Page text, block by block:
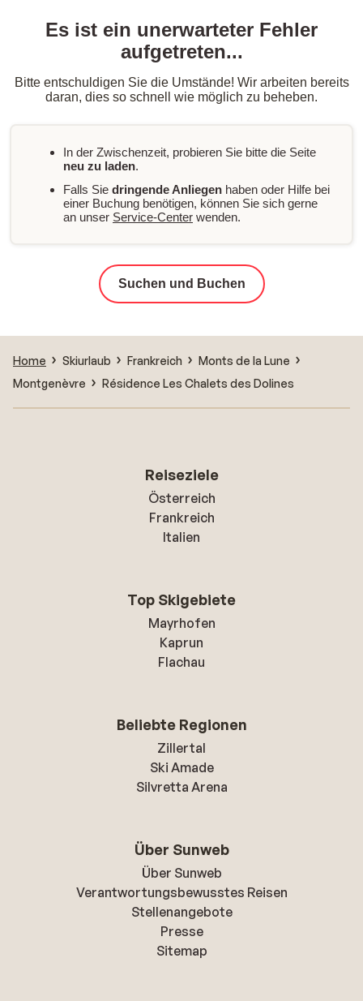
Es ist ein unerwarteter Fehler
aufgetreten...
Bitte entschuldigen Sie die Umstände! Wir arbeiten bereits
daran, dies so schnell wie möglich zu beheben.
In der Zwischenzeit, probieren Sie bitte die Seite
neu zu laden.
Falls Sie dringende Anliegen haben oder Hilfe bei
einer Buchung benötigen, können Sie sich gerne
an unser Service-Center wenden.
Suchen und Buchen
Home Skiurlaub Frankreich
Monts de la Lune
Montgenèvre
Résidence Les Chalets des Dolines
Reiseziele
Österreich
Frankreich
Italien
Top Skigebiete
Mayrhofen
Kaprun
Flachau
Beliebte Regionen
Zillertal
Ski Amade
Silvretta Arena
Über Sunweb
Über Sunweb
Verantwortungsbewusstes Reisen
Stellenangebote
Presse
Sitemap